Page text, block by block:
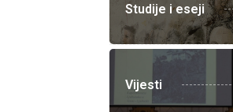
Studije i eseji
Vijesti